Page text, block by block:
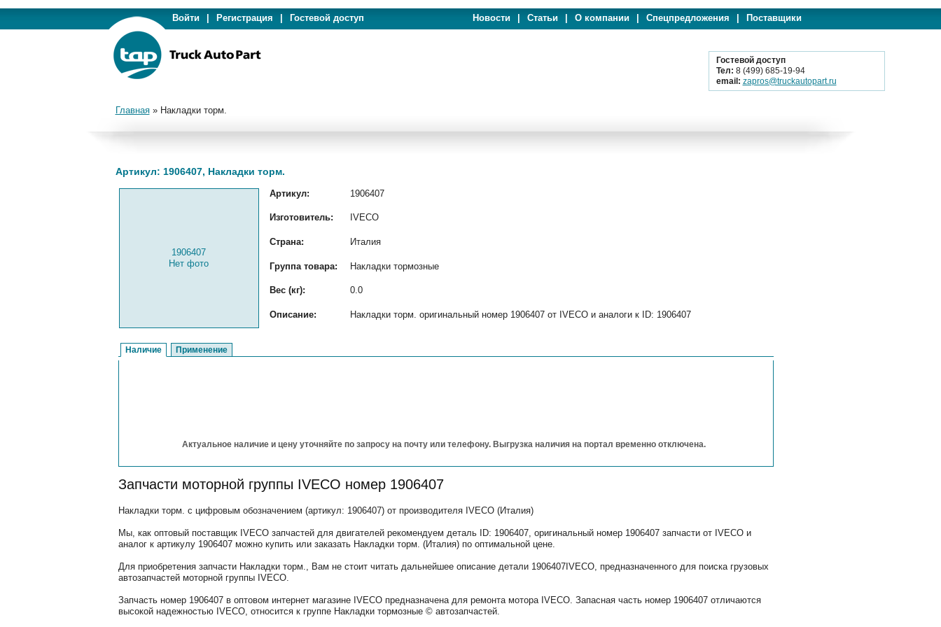
Войти Регистрация Гостевой доступ Новости Статьи О компании Спецпредложения Поставщики
Гостевой доступ
Тел: 8 (499) 685-19-94
email: zapros@truckautopart.ru
Главная» Накладки торм.
Артикул: 1906407, Накладки торм.
1906407
Нет фото
Артикул: 1906407
Изготовитель: IVECO
Страна: Италия
Группа товара: Накладки тормозные
Вес (кг): 0.0
Описание: Накладки торм. оригинальный номер 1906407 от IVECO и аналоги к ID: 1906407
Наличие Применение
Актуальное наличие и цену уточняйте по запросу на почту или телефону. Выгрузка наличия на портал временно отключена.
Запчасти моторной группы IVECO номер 1906407
Накладки торм. с цифровым обозначением (артикул: 1906407) от производителя IVECO (Италия)
Мы, как оптовый поставщик IVECO запчастей для двигателей рекомендуем деталь ID: 1906407, оригинальный номер 1906407 запчасти от IVECO и
аналог к артикулу 1906407 можно купить или заказать Накладки торм. (Италия) по оптимальной цене.
Для приобретения запчасти Накладки торм., Вам не стоит читать дальнейшее описание детали 1906407IVECO, предназначенного для поиска грузовых
автозапчастей моторной группы IVECO.
Запчасть номер 1906407 в оптовом интернет магазине IVECO предназначена для ремонта мотора IVECO. Запасная часть номер 1906407 отличаются
высокой надежностью IVECO, относится к группе Накладки тормозные © автозапчастей.